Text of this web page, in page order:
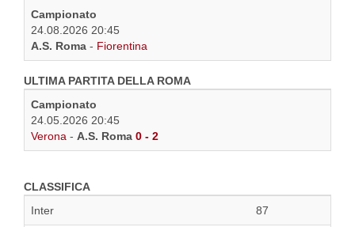
Campionato
24.08.2026 20:45
A.S. Roma - Fiorentina
ULTIMA PARTITA DELLA ROMA
Campionato
24.05.2026 20:45
Verona - A.S. Roma 0 - 2
CLASSIFICA
Inter
87